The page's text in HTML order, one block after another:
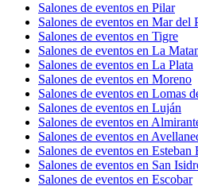
Salones de eventos en Pilar
Salones de eventos en Mar del
Salones de eventos en Tigre
Salones de eventos en La
Salones de eventos en La Plata
Salones de eventos en Moreno
Salones de eventos en Lomas
Salones de eventos en Luján
Salones de eventos en
Salones de eventos en
Salones de eventos en Esteban
Salones de eventos en San
Salones de eventos en Escobar